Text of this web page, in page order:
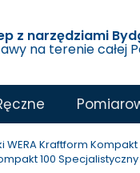
z narzędziami
na terenie całej
WERA Kraftform
100 Specjalistyczny